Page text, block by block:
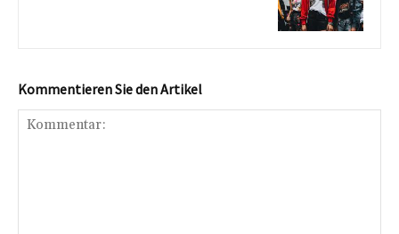
Kommentieren Sie den Artikel